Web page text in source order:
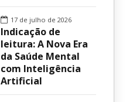
17 de julho de 2026
Indicação de
leitura: A Nova Era
da Saúde Mental
com Inteligência
Artificial